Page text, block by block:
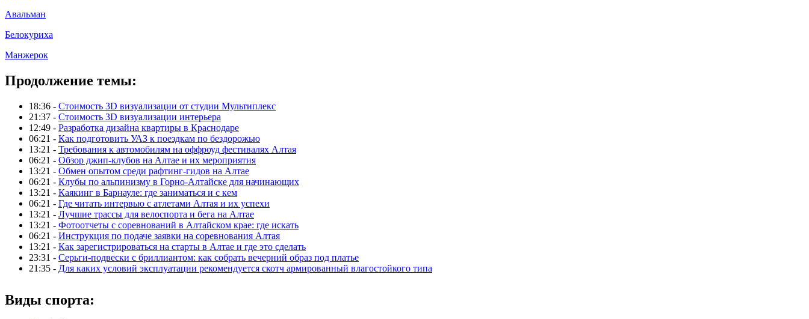
Авальман
Белокуриха
Манжерок
Продолжение темы:
18:36 - Стоимость 3D визуализации от студии Мультиплекс
21:37 - Стоимость 3D визуализации интерьера
12:49 - Разработка дизайна квартиры в Краснодаре
06:21 - Как подготовить УАЗ к поездкам по бездорожью
13:21 - Требования к автомобилям на оффроуд фестивалях Алтая
06:21 - Обзор джип-клубов на Алтае и их мероприятия
13:21 - Обмен опытом среди рафтинг-гидов на Алтае
06:21 - Клубы по альпинизму в Горно-Алтайске для начинающих
13:21 - Каякинг в Барнауле: где заниматься и с кем
06:21 - Где читать интервью с атлетами Алтая и их успехи
13:21 - Лучшие трассы для велоспорта и бега на Алтае
13:21 - Фотоотчеты с соревнований в Алтайском крае: где искать
06:21 - Инструкция по подаче заявки на соревнования Алтая
13:21 - Как зарегистрироваться на старты в Алтае и где это сделать
23:31 - Серьги-подвески с бриллиантом: как собрать вечерний образ под платье
21:35 - Для каких условий эксплуатации рекомендуется скотч армированный влагостойкого типа
Виды спорта: